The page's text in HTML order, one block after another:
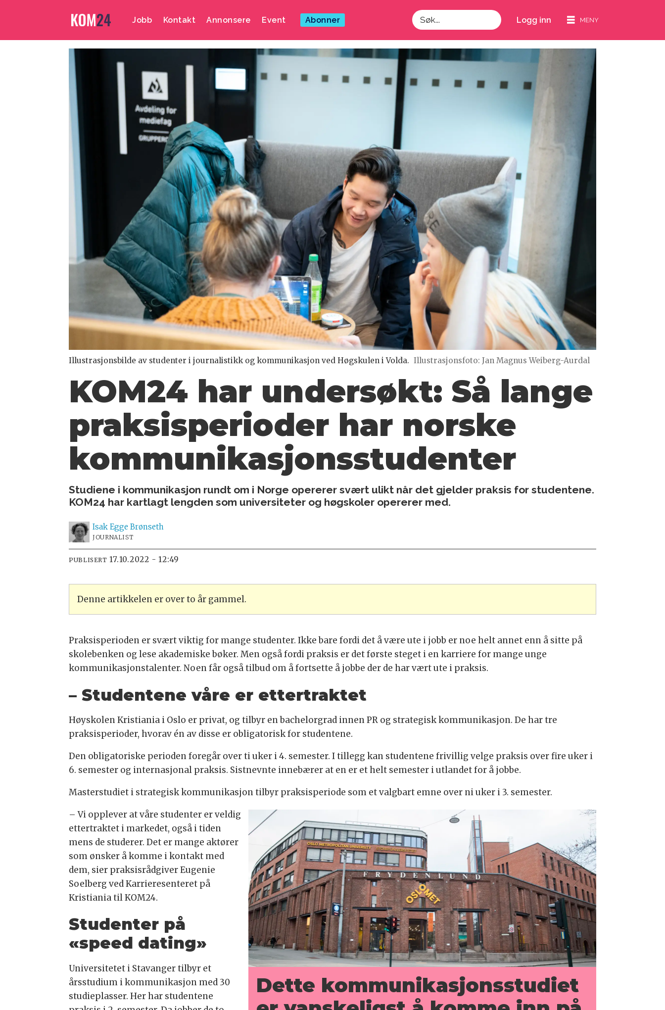
Jobb Kontakt Annonsere Event Abonner
Søk
Logg inn
Illustrasjonsbilde av studenter i journalistikk og kommunikasjon ved Høgskulen i Volda. Illustrasjonsfoto: Jan Magnus Weiberg-Aurdal
KOM24 har undersøkt: Så lange
praksisperioder har norske
kommunikasjons­studenter
Studiene i kommunikasjon rundt om i Norge opererer svært ulikt når det gjelder praksis for studentene.
KOM24 har kartlagt lengden som universiteter og høgskoler opererer med.
Isak Egge Brønseth
JOURNALIST
PUBLISERT 17.10.2022 - 12:49
Denne artikkelen er over to år gammel.
Praksisperioden er svært viktig for mange studenter. Ikke bare fordi det å være ute i jobb er noe helt annet enn å sitte på
skolebenken og lese akademiske bøker. Men også fordi praksis er det første steget i en karriere for mange unge
kommunikasjonstalenter. Noen får også tilbud om å fortsette å jobbe der de har vært ute i praksis.
– Studentene våre er ettertraktet
Høyskolen Kristiania i Oslo er privat, og tilbyr en bachelorgrad innen PR og strategisk kommunikasjon. De har tre
praksisperioder, hvorav én av disse er obligatorisk for studentene.
Den obligatoriske perioden foregår over ti uker i 4. semester. I tillegg kan studentene frivillig velge praksis over fire uker i
6. semester og internasjonal praksis. Sistnevnte innebærer at en er et helt semester i utlandet for å jobbe.
Masterstudiet i strategisk kommunikasjon tilbyr praksisperiode som et valgbart emne over ni uker i 3. semester.
Dette kommunikasjons­studiet
– Vi opplever at våre studenter er veldig
ettertraktet i markedet, også i tiden
mens de studerer. Det er mange aktører
som ønsker å komme i kontakt med
dem, sier praksisrådgiver Eugenie
Soelberg ved Karrieresenteret på
Kristiania til KOM24.
Studenter på
«speed dating»
Universitetet i Stavanger tilbyr et
årsstudium i kommunikasjon med 30
studieplasser. Her har studentene